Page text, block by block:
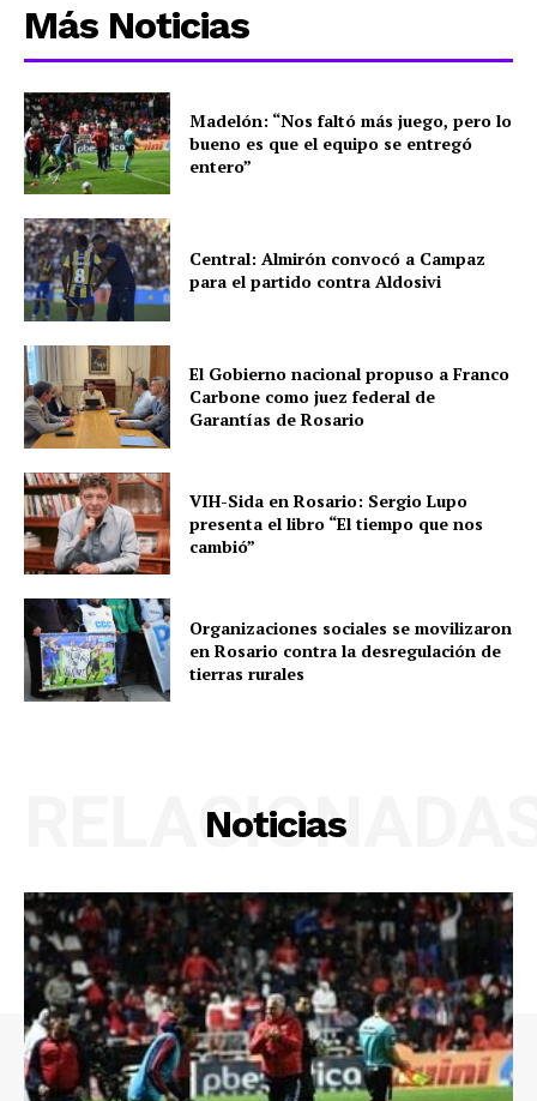
Más Noticias
Madelón: “Nos faltó más juego, pero lo
bueno es que el equipo se entregó
entero”
Central: Almirón convocó a Campaz
para el partido contra Aldosivi
El Gobierno nacional propuso a Franco
Carbone como juez federal de
Garantías de Rosario
VIH-Sida en Rosario: Sergio Lupo
presenta el libro “El tiempo que nos
cambió”
Organizaciones sociales se movilizaron
en Rosario contra la desregulación de
tierras rurales
Noticias